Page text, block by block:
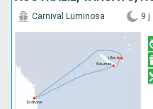
Carnival Luminosa 9 j